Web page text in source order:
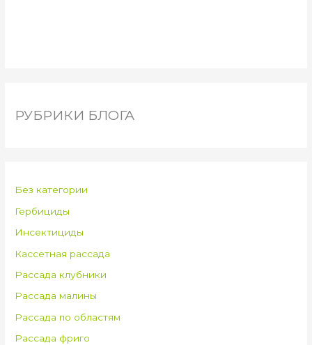
РУБРИКИ БЛОГА
Без категории
Гербициды
Инсектициды
Кассетная рассада
Рассада клубники
Рассада малины
Рассада по областям
Рассада фриго